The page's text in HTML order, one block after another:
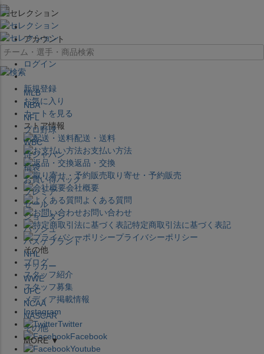
×
アカウント
ログイン
新規登録
お気に入り
カートを見る
ストア情報
配送・送料
お支払い方法
返品・交換
取り寄せ・予約販売
会社概要
よくある質問
お問い合わせ
特定商取引法に基づく表記
プライバシーポリシー
その他
ブログ
スタッフ紹介
スタッフ募集
メディア掲載情報
Instagram
Twitter
Facebook
Youtube
MLB
NBA
NFL
プロ野球
WBC
侍ジャパン
福袋
お買い得パック
プレミア
セール
ジョーダン
バッシュ
バスケブランド
NHL
サッカー
WWE
UFC
NCAA
NASCAR
その他
MORE ▼